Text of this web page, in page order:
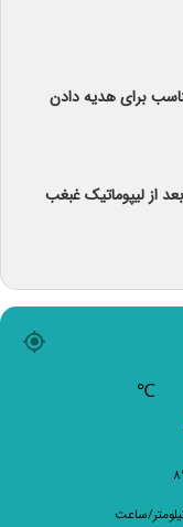
برای هدیه دادن
از لیپوماتیک غبغب